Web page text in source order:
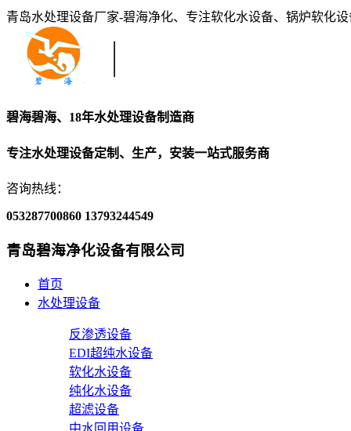
青岛水处理设备厂家-碧海净化、专注软化水设备、锅炉软化
碧海碧海、18年水处理设备制造商
专注水处理设备定制、生产，安装一站式服务商
咨询热线：
053287700860 13793244549
青岛碧海净化设备有限公司
首页
水处理设备
反渗透设备
EDI超纯水设备
软化水设备
纯化水设备
超滤设备